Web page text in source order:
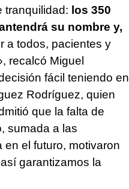
tranquilidad: los 350
su nombre y,
a todos, pacientes y
recalcó Miguel
fácil teniendo en
Rodríguez, quien
que la falta de
sumada a las
el futuro, motivaron
garantizamos la